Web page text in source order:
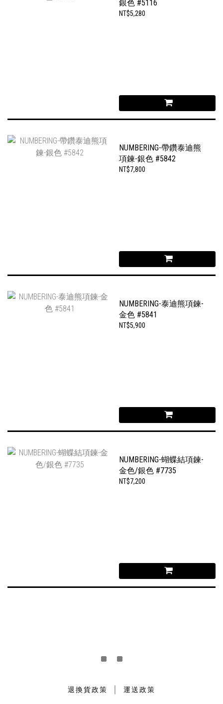
銀色 #5116
NT$5,280
NUMBERING-帶鑽泰迪熊
項鍊-銀色 #5842
NT$7,800
NUMBERING-泰迪熊項鍊-
金色 #5841
NT$5,900
NUMBERING-蝴蝶結項鍊-
金色/銀色 #7735
NT$7,200
退換貨政策 ｜ 運送政策